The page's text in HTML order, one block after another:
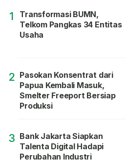
1
Transformasi BUMN,
Telkom Pangkas 34 Entitas
Usaha
2 Pasokan Konsentrat dari
Papua Kembali Masuk,
Smelter Freeport Bersiap
Produksi
3 Bank Jakarta Siapkan
Talenta Digital Hadapi
Perubahan Industri